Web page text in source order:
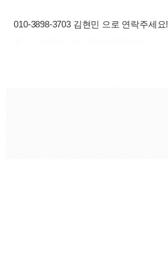
010-3898-3703 김현민 으로 연락주세요!